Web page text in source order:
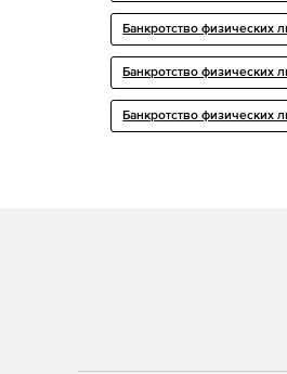
Банкротство физических
Банкротство физических
Банкротство физических